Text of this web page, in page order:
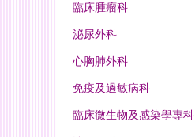
臨床腫瘤科
泌尿外科
心胸肺外科
免疫及過敏病科
臨床微生物及感染學專科